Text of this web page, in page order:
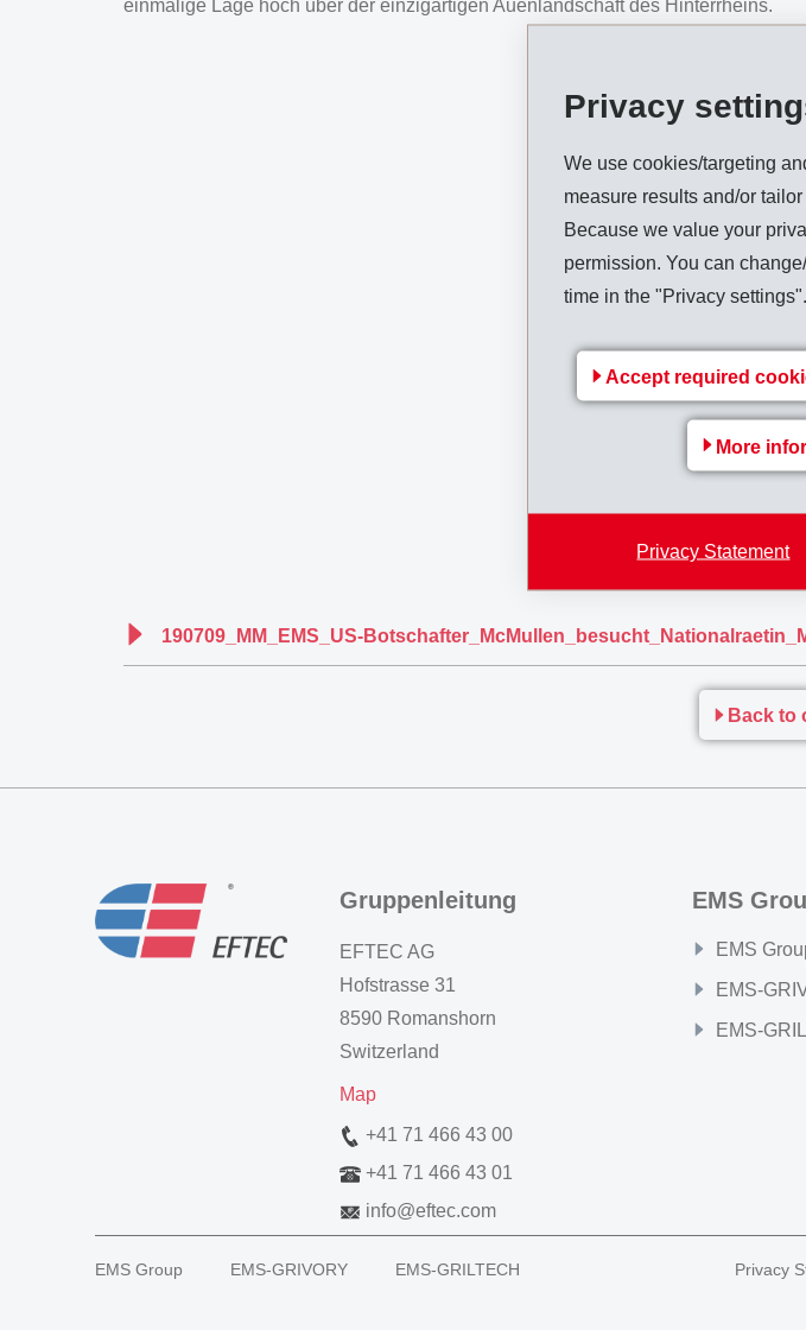
Privacy
We use cookies/targeting
measure results and/or
Because we value your
permission. You can
time in the "Privacy settings".
Accept required
More
Privacy Statement
einmalige Lage hoch über der einzigartigen Auenlandschaft des Hinterrheins.
190709_MM_EMS_US-
Back to
Gruppenleitung
EFTEC AG
Hofstrasse 31
8590 Romanshorn
Switzerland
Map
+41 71 466 43 00
+41 71 466 43 01
info@eftec.com
EMS
EMS
EMS-
EMS-
EMS Group EMS-GRIVORY EMS-GRILTECH Privacy